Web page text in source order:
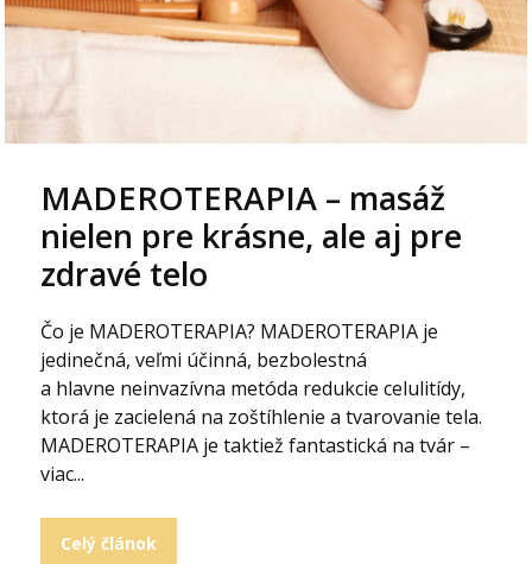
MADEROTERAPIA – masáž
nielen pre krásne, ale aj pre
zdravé telo
Čo je MADEROTERAPIA? MADEROTERAPIA je
jedinečná, veľmi účinná, bezbolestná
a hlavne neinvazívna metóda redukcie celulitídy,
ktorá je zacielená na zoštíhlenie a tvarovanie tela.
MADEROTERAPIA je taktiež fantastická na tvár –
viac...
Celý článok